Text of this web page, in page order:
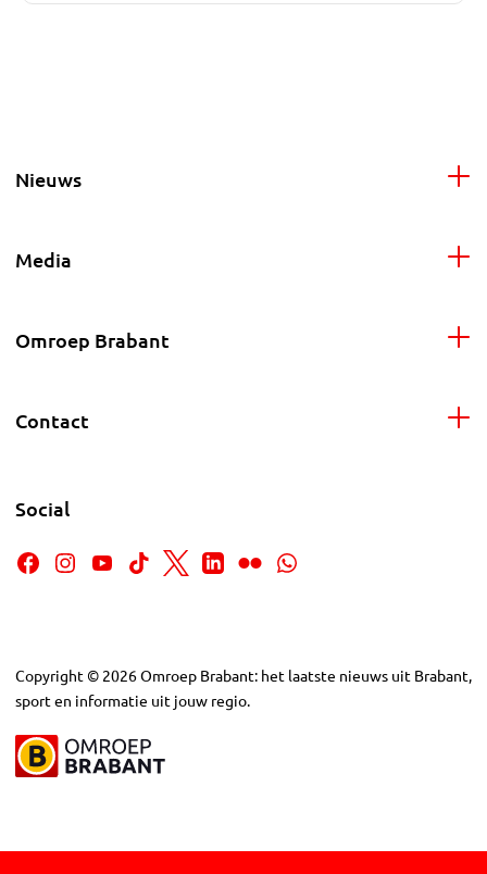
Nieuws
Media
Omroep Brabant
Contact
Social
Copyright © 2026Omroep Brabant: het laatste nieuws uit Brabant,
sport en informatie uit jouw regio.